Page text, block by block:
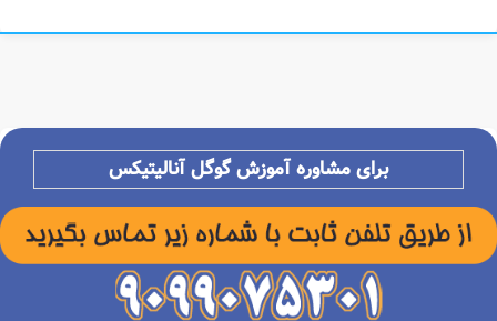
برای مشاوره آموزش گوگل آنالیتیکس